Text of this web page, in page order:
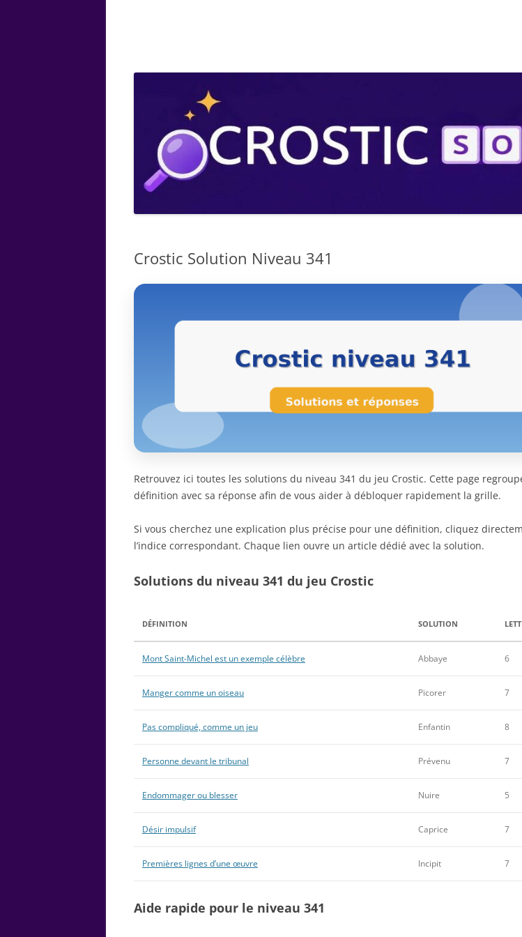
Crostic Solution Niveau 341
Retrouvez ici toutes les solutions du niveau 341 du jeu Crostic. Cette page
définition avec sa réponse afin de vous aider à débloquer rapidement la grille.
Si vous cherchez une explication plus précise pour une définition, cliquez
l’indice correspondant. Chaque lien ouvre un article dédié avec la solution.
Solutions du niveau 341 du jeu Crostic
DÉFINITION SOLUTION
Mont Saint-Michel est un exemple célèbre Abbaye 6
Manger comme un oiseau Picorer 7
Pas compliqué, comme un jeu Enfantin 8
Personne devant le tribunal Prévenu 7
Endommager ou blesser Nuire 5
Désir impulsif Caprice 7
Premières lignes d’une œuvre Incipit 7
Aide rapide pour le niveau 341